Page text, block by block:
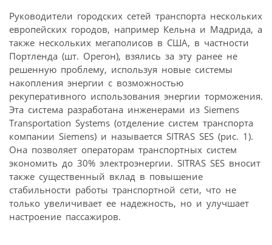
Руководители городских сетей транспорта нескольких
европейских городов, например Кельна и Мадрида, а
также нескольких мегаполисов в США, в частности
Портленда (шт. Орегон), взялись за эту ранее не
решенную проблему, используя новые системы
накопления энергии с возможностью
рекуперативного использования энергии торможения.
Эта система разработана инженерами из Siemens
Transportation Systems (отделение систем транспорта
компании Siemens) и называется SITRAS SES (рис. 1).
Она позволяет операторам транспортных систем
экономить до 30% электроэнергии. SITRAS SES вносит
также существенный вклад в повышение
стабильности работы транспортной сети, что не
только увеличивает ее надежность, но и улучшает
настроение пассажиров.